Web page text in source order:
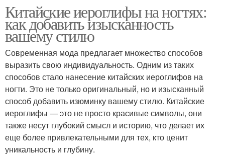
Китайские иероглифы на ногтях:
как добавить изысканность
вашему стилю
Современная мода предлагает множество способов
выразить свою индивидуальность. Одним из таких
способов стало нанесение китайских иероглифов на
ногти. Это не только оригинальный, но и изысканный
способ добавить изюминку вашему стилю. Китайские
иероглифы — это не просто красивые символы, они
также несут глубокий смысл и историю, что делает их
еще более привлекательными для тех, кто ценит
уникальность и глубину.